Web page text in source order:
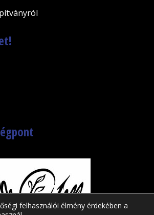
felhasználói élmény érdekében a